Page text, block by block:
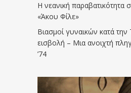
Η νεανική παραβατικότητα
«Άκου Φίλε»
Βιασμοί γυναικών κατά την
εισβολή – Μια ανοιχτή
’74